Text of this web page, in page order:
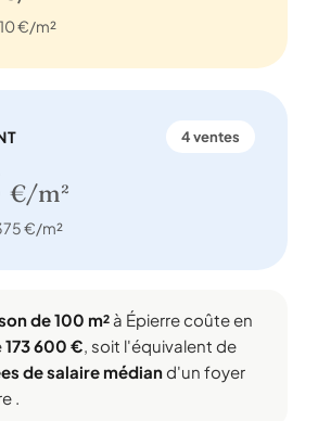
€/m²
4 ventes
€/m²
€/m²
de 100 m² à Épierre coûte en
173 600 €, soit l'équivalent de
de salaire médiand'un foyer
.